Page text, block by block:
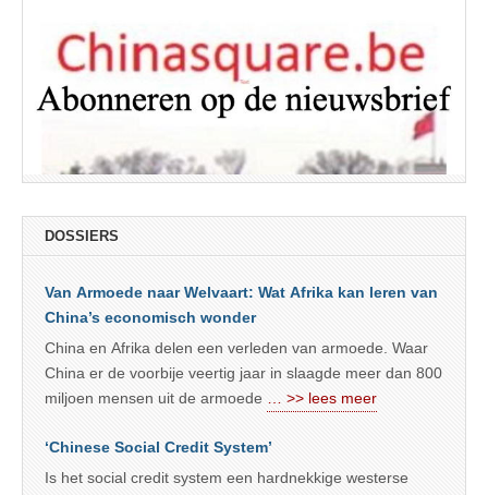
DOSSIERS
Van Armoede naar Welvaart: Wat Afrika kan leren van
China’s economisch wonder
China en Afrika delen een verleden van armoede. Waar
China er de voorbije veertig jaar in slaagde meer dan 800
miljoen mensen uit de armoede
… >> lees meer
‘Chinese Social Credit System’
Is het social credit system een hardnekkige westerse